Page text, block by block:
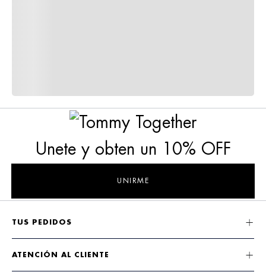
Unete y obten un 10% OFF
UNIRME
TUS PEDIDOS
ATENCIÓN AL CLIENTE